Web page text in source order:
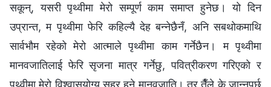
सकून्, यसरी पृथ्वीमा मेरो सम्पूर्ण काम समाप्त हुनेछ। यो दिन
उप्रान्त, म पृथ्वीमा फेरि कहिल्यै देह बन्नेछैनँ, अनि सबथोकमाथि
सार्वभौम रहेको मेरो आत्माले पृथ्वीमा काम गर्नेछैन। म पृथ्वीमा
मानवजातिलाई फेरि सृजना मात्र गर्नेछु, पवित्रीकरण गरिएको र
पृथ्वीमा मेरो विश्‍वासयोग्य सहर हुने मानवजाति। तर तैँले के जान्नुपर्छ